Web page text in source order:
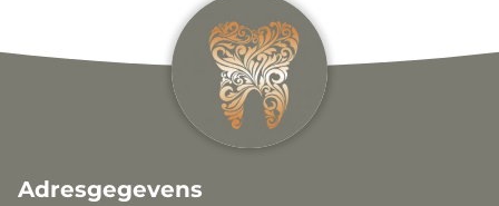
Adresgegevens